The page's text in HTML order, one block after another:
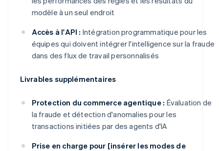
modèle à un seul endroit
Accès à l'API : Intégration programmatique pour les
équipes qui doivent intégrer l'intelligence sur la fraude
dans des flux de travail personnalisés
Livrables supplémentaires
Protection du commerce agentique : Évaluation de
la fraude et détection d'anomalies pour les
transactions initiées par des agents d'IA
Prise en charge pour [insérer les modes de